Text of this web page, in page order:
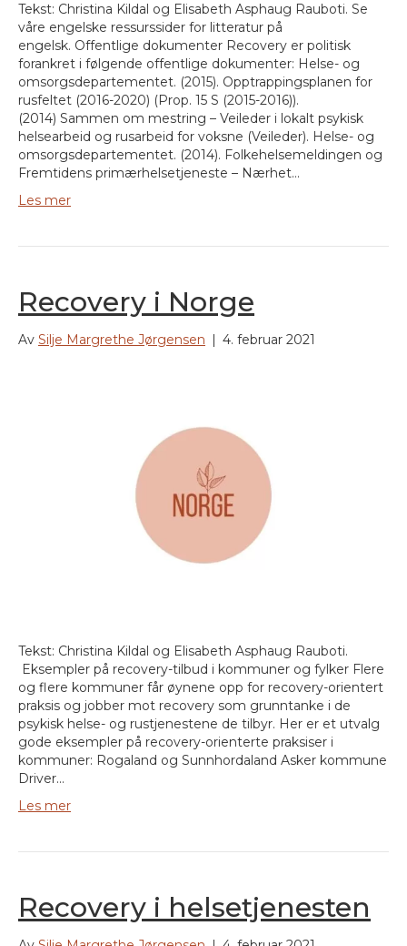
Tekst: Christina Kildal og Elisabeth Asphaug Rauboti. Se
våre engelske ressurssider for litteratur på
engelsk. Offentlige dokumenter Recovery er politisk
forankret i følgende offentlige dokumenter: Helse- og
omsorgsdepartementet. (2015). Opptrappingsplanen for
rusfeltet (2016-2020) (Prop. 15 S (2015-2016)).
(2014) Sammen om mestring – Veileder i lokalt psykisk
helsearbeid og rusarbeid for voksne (Veileder). Helse- og
omsorgsdepartementet. (2014). Folkehelsemeldingen og
Fremtidens primærhelsetjeneste – Nærhet…
Les mer
Recovery i Norge
Av Silje Margrethe Jørgensen | 4. februar 2021
Tekst: Christina Kildal og Elisabeth Asphaug Rauboti.
Eksempler på recovery-tilbud i kommuner og fylker Flere
og flere kommuner får øynene opp for recovery-orientert
praksis og jobber mot recovery som grunntanke i de
psykisk helse- og rustjenestene de tilbyr. Her er et utvalg
gode eksempler på recovery-orienterte praksiser i
kommuner: Rogaland og Sunnhordaland Asker kommune
Driver…
Les mer
Recovery i helsetjenesten